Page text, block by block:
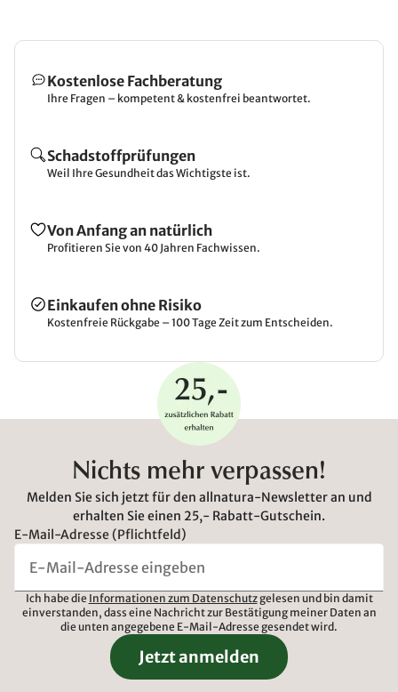
Kostenlose Fachberatung
Ihre Fragen – kompetent & kostenfrei beantwortet.
Schadstoffprüfungen
Weil Ihre Gesundheit das Wichtigste ist.
Von Anfang an natürlich
Profitieren Sie von 40 Jahren Fachwissen.
Einkaufen ohne Risiko
Kostenfreie Rückgabe – 100 Tage Zeit zum Entscheiden.
Nichts mehr verpassen!
Melden Sie sich jetzt für den allnatura-Newsletter an und
erhalten Sie einen 25,- Rabatt-Gutschein.
E-Mail-Adresse (Pflichtfeld)
Ich habe die Informationen zum Datenschutzgelesen und bin damit
einverstanden, dass eine Nachricht zur Bestätigung meiner Daten an
die unten angegebene E-Mail-Adresse gesendet wird.
Jetzt anmelden